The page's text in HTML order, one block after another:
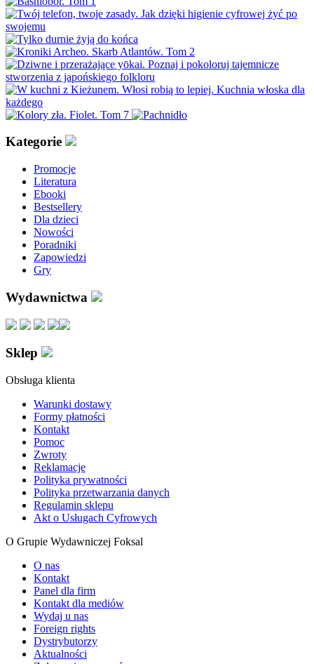
Kategorie
Promocje
Literatura
Ebooki
Bestsellery
Dla dzieci
Nowości
Poradniki
Zapowiedzi
Gry
Wydawnictwa
Sklep
Obsługa klienta
Warunki dostawy
Formy płatności
Kontakt
Pomoc
Zwroty
Reklamacje
Polityka prywatności
Polityka przetwarzania danych
Regulamin sklepu
Akt o Usługach Cyfrowych
O Grupie Wydawniczej Foksal
O nas
Kontakt
Panel dla firm
Kontakt dla mediów
Wydaj u nas
Foreign rights
Dystrybutorzy
Aktualności